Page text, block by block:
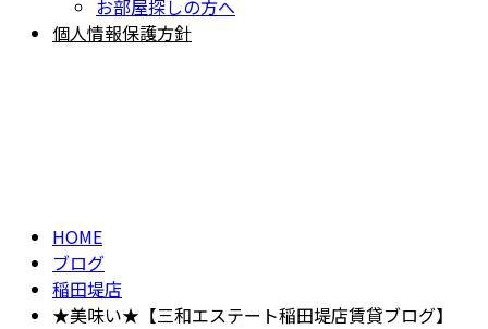
お部屋探しの方へ
個人情報保護方針
HOME
ブログ
稲田堤店
★美味い★【三和エステート稲田堤店賃貸ブログ】